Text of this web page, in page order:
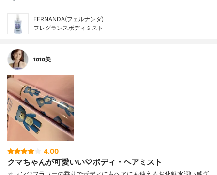
FERNANDA(フェルナンダ)
フレグランスボディミスト
toto美
4.00
クマちゃんが可愛いい♡ボディ・ヘアミスト